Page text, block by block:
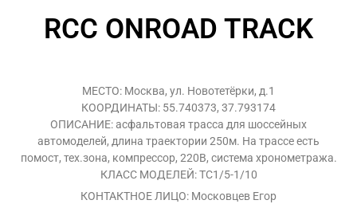
RCC ONROAD TRACK
МЕСТО: Москва, ул. Новотетёрки, д.1
КООРДИНАТЫ: 55.740373, 37.793174
ОПИСАНИЕ: асфальтовая трасса для шоссейных
автомоделей, длина траектории 250м. На трассе есть
помост, тех.зона, компрессор, 220В, система хронометража.
КЛАСС МОДЕЛЕЙ: ТС1/5-1/10
КОНТАКТНОЕ ЛИЦО: Московцев Егор